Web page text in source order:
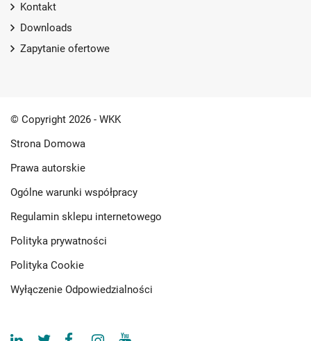
Kontakt
Downloads
Zapytanie ofertowe
© Copyright 2026 - WKK
Strona Domowa
Prawa autorskie
Ogólne warunki współpracy
Regulamin sklepu internetowego
Polityka prywatności
Polityka Cookie
Wyłączenie Odpowiedzialności